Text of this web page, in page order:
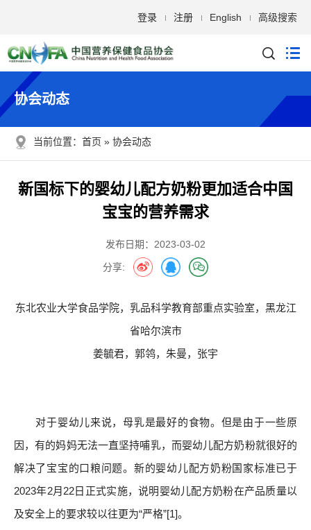
登录 注册 English 高级搜索
协会动态
当前位置： 首页 协会动态
新国标下的婴幼儿配方奶粉更加适合中国
宝宝的营养需求
发布日期：2023-03-02
分享:
东北农业大学食品学院，乳品科学教育部重点实验室，黑龙江
省哈尔滨市
姜毓君，郭鸰，朱曼，张宇
对于婴幼儿来说，母乳是最好的食物。但是由于一些原
因，有的妈妈无法一直坚持哺乳，而婴幼儿配方奶粉就很好的
解决了宝宝的口粮问题。新的婴幼儿配方奶粉国家标准已于
2023年2月22日正式实施，说明婴幼儿配方奶粉在产品质量以
及安全上的要求较以往更为“严格”[1]。